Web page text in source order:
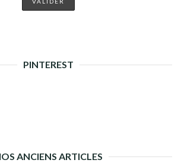
PINTEREST
ANCIENS ARTICLES